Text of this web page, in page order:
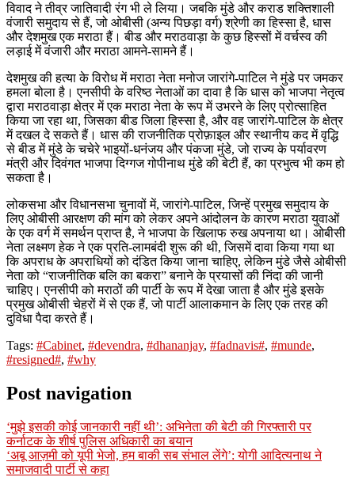
विवाद ने तीव्र जातिवादी रंग भी ले लिया। जबकि मुंडे और कराड शक्तिशाली
वंजारी समुदाय से हैं, जो ओबीसी (अन्य पिछड़ा वर्ग) श्रेणी का हिस्सा है, धास
और देशमुख एक मराठा हैं। बीड और मराठवाड़ा के कुछ हिस्सों में वर्चस्व की
लड़ाई में वंजारी और मराठा आमने-सामने हैं।
देशमुख की हत्या के विरोध में मराठा नेता मनोज जारांगे-पाटिल ने मुंडे पर जमकर
हमला बोला है। एनसीपी के वरिष्ठ नेताओं का दावा है कि धास को भाजपा नेतृत्व
द्वारा मराठवाड़ा क्षेत्र में एक मराठा नेता के रूप में उभरने के लिए प्रोत्साहित
किया जा रहा था, जिसका बीड जिला हिस्सा है, और वह जारांगे-पाटिल के क्षेत्र
में दखल दे सकते हैं। धास की राजनीतिक प्रोफ़ाइल और स्थानीय कद में वृद्धि
से बीड में मुंडे के चचेरे भाइयों-धनंजय और पंकजा मुंडे, जो राज्य के पर्यावरण
मंत्री और दिवंगत भाजपा दिग्गज गोपीनाथ मुंडे की बेटी हैं, का प्रभुत्व भी कम हो
सकता है।
लोकसभा और विधानसभा चुनावों में, जारांगे-पाटिल, जिन्हें प्रमुख समुदाय के
लिए ओबीसी आरक्षण की मांग को लेकर अपने आंदोलन के कारण मराठा युवाओं
के एक वर्ग में समर्थन प्राप्त है, ने भाजपा के खिलाफ रुख अपनाया था। ओबीसी
नेता लक्ष्मण हेक ने एक प्रति-लामबंदी शुरू की थी, जिसमें दावा किया गया था
कि अपराध के अपराधियों को दंडित किया जाना चाहिए, लेकिन मुंडे जैसे ओबीसी
नेता को “राजनीतिक बलि का बकरा” बनाने के प्रयासों की निंदा की जानी
चाहिए। एनसीपी को मराठों की पार्टी के रूप में देखा जाता है और मुंडे इसके
प्रमुख ओबीसी चेहरों में से एक हैं, जो पार्टी आलाकमान के लिए एक तरह की
दुविधा पैदा करते हैं।
Tags: #Cabinet, #devendra, #dhananjay, #fadnavis#, #munde,
#resigned#, #why
Post navigation
‘मुझे इसकी कोई जानकारी नहीं थी’: अभिनेता की बेटी की गिरफ्तारी पर
कर्नाटक के शीर्ष पुलिस अधिकारी का बयान
‘अबू आज़मी को यूपी भेजो, हम बाकी सब संभाल लेंगे’: योगी आदित्यनाथ ने
समाजवादी पार्टी से कहा